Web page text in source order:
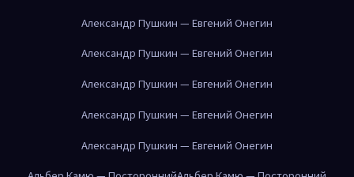
Александр Пушкин — Евгений Онегин
Александр Пушкин — Евгений Онегин
Александр Пушкин — Евгений Онегин
Александр Пушкин — Евгений Онегин
Александр Пушкин — Евгений Онегин